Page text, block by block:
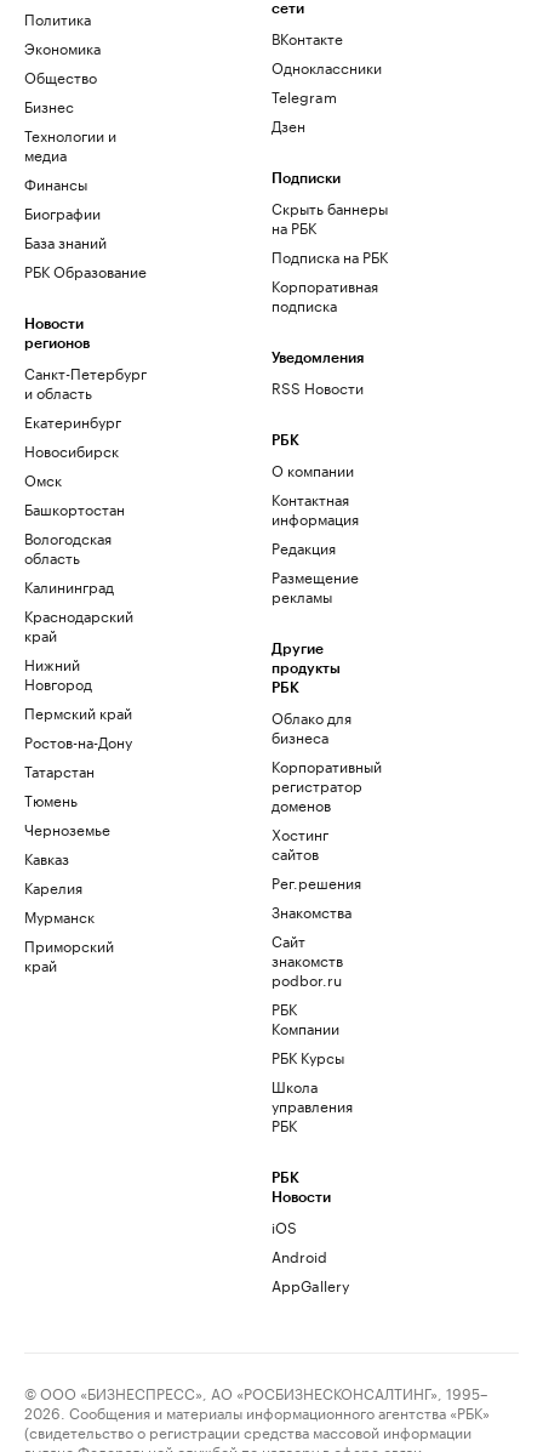
Политика
Экономика
Общество
Бизнес
Технологии и
медиа
Финансы
Биографии
База знаний
РБК Образование
Новости
регионов
Санкт-Петербург
и область
Екатеринбург
Новосибирск
Омск
Башкортостан
Вологодская
область
Калининград
Краснодарский
край
Нижний
Новгород
Пермский край
Ростов-на-Дону
Татарстан
Тюмень
Черноземье
Кавказ
Карелия
Мурманск
Приморский
край
сети
ВКонтакте
Одноклассники
Telegram
Дзен
Подписки
Скрыть баннеры
на РБК
Подписка на РБК
Корпоративная
подписка
Уведомления
RSS Новости
РБК
О компании
Контактная
информация
Редакция
Размещение
рекламы
Другие
продукты
РБК
Облако для
бизнеса
Корпоративный
регистратор
доменов
Хостинг
сайтов
Рег.решения
Знакомства
Сайт
знакомств
podbor.ru
РБК
Компании
РБК Курсы
Школа
управления
РБК
РБК
Новости
iOS
Android
AppGallery
© ООО «БИЗНЕСПРЕСС», АО «РОСБИЗНЕСКОНСАЛТИНГ», 1995–
2026. Сообщения и материалы информационного агентства «РБК»
(свидетельство о регистрации средства массовой информации